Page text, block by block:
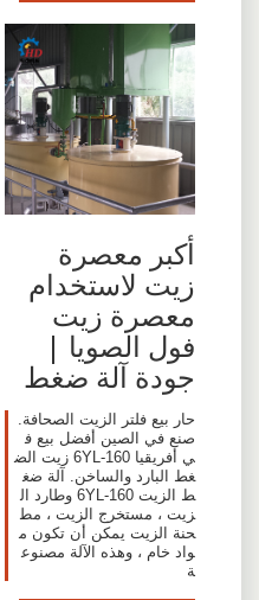
أكبر معصرة
زيت لاستخدام
معصرة زيت
فول الصويا |
جودة آلة ضغط
حار بيع فلتر الزيت الصحافة.
صنع في الصين أفضل بيع ف
ي أفريقيا 6YL-160 زيت الض
غط البارد والساخن. آلة ضغ
ط الزيت 6YL-160 وطارد ال
زيت ، مستخرج الزيت ، مط
حنة الزيت يمكن أن تكون م
واد خام ، وهذه الآلة مصنوع
ة